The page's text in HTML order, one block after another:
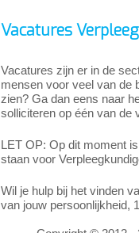
Vacatures
Vacatures zijn er in de
mensen voor veel van de
zien? Ga dan eens naar
solliciteren op één van de
LET OP: Op dit moment
staan voor
Wil je hulp bij het vinden
van jouw persoonlijkheid,